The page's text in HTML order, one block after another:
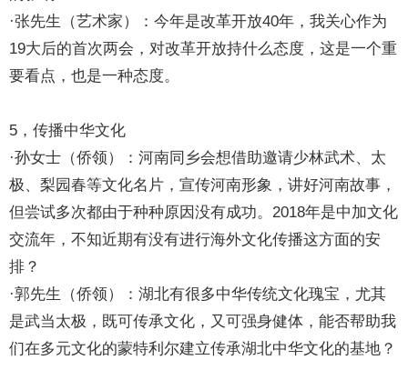
·张先生（艺术家）：今年是改革开放40年，我关心作为
19大后的首次两会，对改革开放持什么态度，这是一个重
要看点，也是一种态度。
5，传播中华文化
·孙女士（侨领）：河南同乡会想借助邀请少林武术、太
极、梨园春等文化名片，宣传河南形象，讲好河南故事，
但尝试多次都由于种种原因没有成功。2018年是中加文化
交流年，不知近期有没有进行海外文化传播这方面的安
排？
·郭先生（侨领）：湖北有很多中华传统文化瑰宝，尤其
是武当太极，既可传承文化，又可强身健体，能否帮助我
们在多元文化的蒙特利尔建立传承湖北中华文化的基地？